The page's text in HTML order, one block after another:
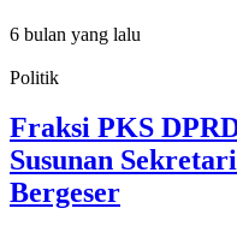
6 bulan yang lalu
Politik
Fraksi PKS
Susunan
Bergeser